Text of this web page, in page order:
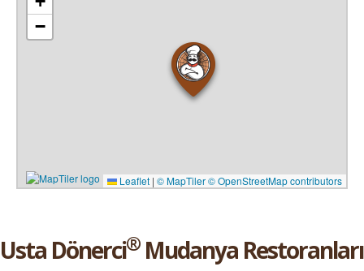
−
Leaflet | © MapTiler© OpenStreetMap contributors
Usta Dönerci®Mudanya Restoranları